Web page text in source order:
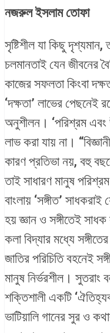
নজরুল ইসলাম তোফা
সৃষ্টিশীল যা কিছু
চলমানতাই যেন জীবনের
কাজের সফলতা কিংবা
‘দক্ষতা’ লাভের পেছনেই
অনুশীলন। ‘পরিশ্রম
লাভ করা যায় না।
কারণ প্রতিভা নয়, বহু
তাই সাধারণ মানুষ
বাংলায় ‘সঙ্গীত’
হয় জ্ঞান ও সঙ্গীতেই
কলা বিদ্যার মধ্যে
জাতির পরিচিতি বহনেই
মানুষ নির্ভরশীল। সুতরাং
শক্তিশালী একটি
ভাটিয়ালি গানের সুর ও